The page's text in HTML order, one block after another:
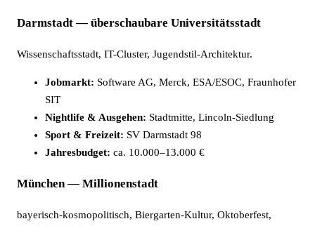
Darmstadt — überschaubare Universitätsstadt
Wissenschaftsstadt, IT-Cluster, Jugendstil-Architektur.
Jobmarkt: Software AG, Merck, ESA/ESOC, Fraunhofer
SIT
Nightlife & Ausgehen: Stadtmitte, Lincoln-Siedlung
Sport & Freizeit: SV Darmstadt 98
Jahresbudget: ca. 10.000–13.000 €
München — Millionenstadt
bayerisch-kosmopolitisch, Biergarten-Kultur, Oktoberfest,